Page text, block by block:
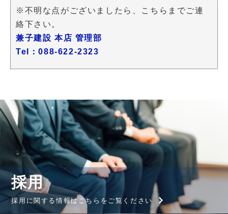
※不明な点がございましたら、こちらまでご連
絡下さい。
兼子建設 本店 管理部
Tel：088-622-2323
採用
採用に関する情報はこちらをご覧ください